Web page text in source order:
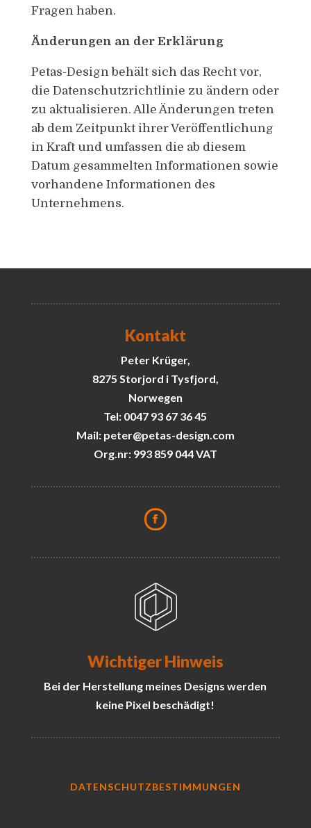
Fragen haben.
Änderungen an der Erklärung
Petas-Design behält sich das Recht vor,
die Datenschutzrichtlinie zu ändern oder
zu aktualisieren. Alle Änderungen treten
ab dem Zeitpunkt ihrer Veröffentlichung
in Kraft und umfassen die ab diesem
Datum gesammelten Informationen sowie
vorhandene Informationen des
Unternehmens.
Kontakt
Peter Krüger,
8275 Storjord i Tysfjord,
Norwegen
Tel: 0047 93 67 36 45
Mail: peter@petas-design.com
Org.nr: 993 859 044 VAT
Wichtiger Hinweis
Bei der Herstellung meines Designs werden
keine Pixel beschädigt!
DATENSCHUTZBESTIMMUNGEN